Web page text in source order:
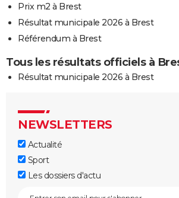
Prix m2 à Brest
Résultat municipale 2026 à Brest
Référendum à Brest
Tous les résultats officiels à
Résultat municipale 2026 à Brest
NEWSLETTERS
Actualité
Sport
Les dossiers d'actu